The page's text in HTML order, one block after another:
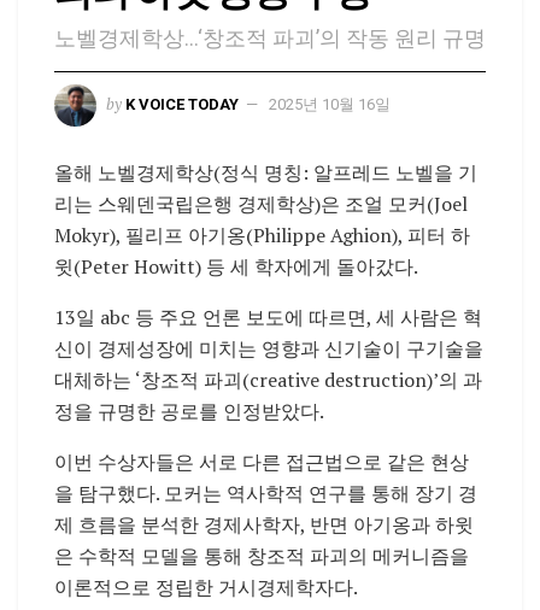
노벨경제학상…‘창조적 파괴’의 작동 원리 규명
by K VOICE TODAY 2025년 10월 16일
올해 노벨경제학상(정식 명칭: 알프레드 노벨을 기
리는 스웨덴국립은행 경제학상)은 조얼 모커(Joel
Mokyr), 필리프 아기옹(Philippe Aghion), 피터 하
윗(Peter Howitt) 등 세 학자에게 돌아갔다.
13일 abc 등 주요 언론 보도에 따르면, 세 사람은 혁
신이 경제성장에 미치는 영향과 신기술이 구기술을
대체하는 ‘창조적 파괴(creative destruction)’의 과
정을 규명한 공로를 인정받았다.
이번 수상자들은 서로 다른 접근법으로 같은 현상
을 탐구했다. 모커는 역사학적 연구를 통해 장기 경
제 흐름을 분석한 경제사학자, 반면 아기옹과 하윗
은 수학적 모델을 통해 창조적 파괴의 메커니즘을
이론적으로 정립한 거시경제학자다.